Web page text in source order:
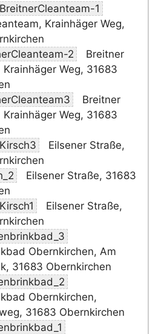
1
Krainhäger Weg,
2
Breitner
Krainhäger Weg, 31683
Breitner
Krainhäger Weg, 31683
Eilsener Straße,
Eilsener Straße, 31683
Eilsener Straße,
Obernkirchen, Am
31683 Obernkirchen
Obernkirchen,
31683 Obernkirchen